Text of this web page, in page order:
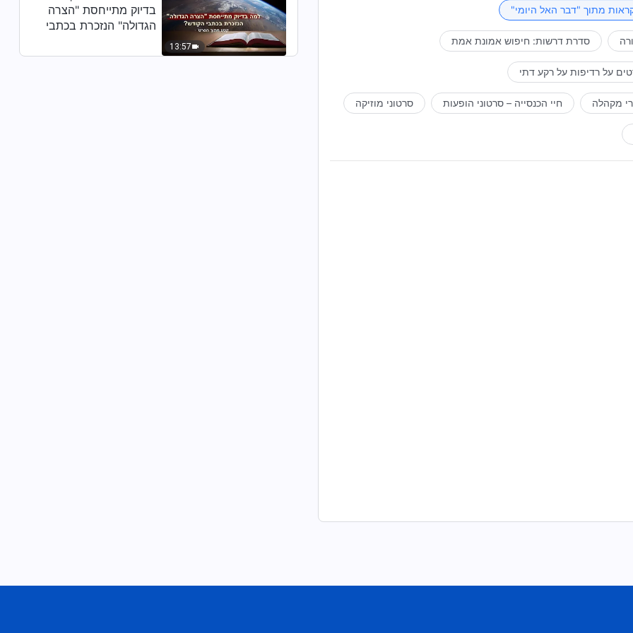
של אלוהים, וכשעיניה נעצמות בפעם האחרונה, גם זה קורה
ללא יוצא מן הכלל, כל זה חלק מריבונותו ותכנונו של אלוהים.
לאנושות להיות מודעת לקיומו, לבטוח בריבונותו, לחזות
כבר אלפי שנים.
מתוך "דבר האל היומי"
סדרת דרשות: חיפוש אמונת אמת
על רדיפות על רקע דתי
מקהלה חיי הכנסייה – סרטוני הופעות סרטוני מוזיקה
13:57
בדיוק מתייחסת "הצרה
הגדולה" הנזכרת בכתבי
מסרט)